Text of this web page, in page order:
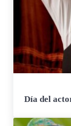
Día del